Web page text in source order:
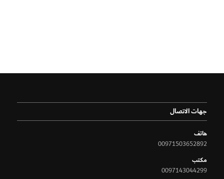
جهات الاتصال
هاتف
00971503652892
مكتب
0097143044299